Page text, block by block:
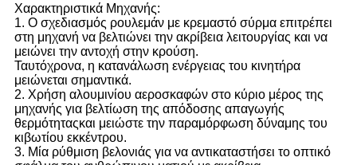
Χαρακτηριστικά Μηχανής:
1. Ο σχεδιασμός ρουλεμάν με κρεμαστό σύρμα επιτρέπει
στη μηχανή να βελτιώνει την ακρίβεια λειτουργίας και να
μειώνει την αντοχή στην κρούση.
Ταυτόχρονα, η κατανάλωση ενέργειας του κινητήρα
μειώνεται σημαντικά.
2. Χρήση αλουμινίου αεροσκαφών στο κύριο μέρος της
μηχανής για βελτίωση της απόδοσης απαγωγής
θερμότηταςκαι μειώστε την παραμόρφωση δύναμης του
κιβωτίου εκκέντρου.
3. Μία ρύθμιση βελονιάς για να αντικαταστήσει το οπτικό